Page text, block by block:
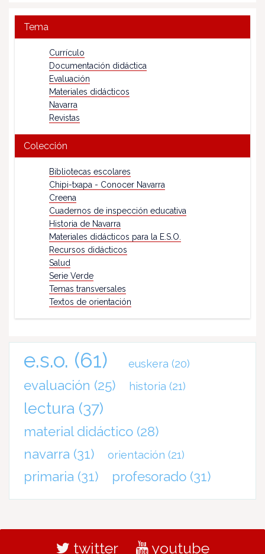
Tema
Currículo
Documentación didáctica
Evaluación
Materiales didácticos
Navarra
Revistas
Colección
Bibliotecas escolares
Chipi-txapa - Conocer Navarra
Creena
Cuadernos de inspección educativa
Historia de Navarra
Materiales didácticos para la E.S.O.
Recursos didácticos
Salud
Serie Verde
Temas transversales
Textos de orientación
e.s.o. (61) euskera (20)
evaluación (25) historia (21)
lectura (37)
material didáctico (28)
navarra (31) orientación (21)
primaria (31) profesorado (31)
twitter youtube